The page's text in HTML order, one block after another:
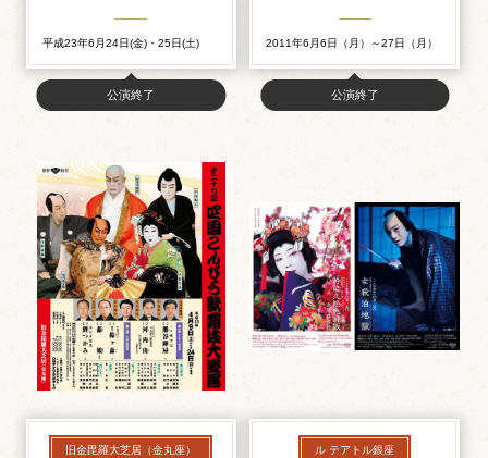
平成23年6月24日(金)・25日(土)
公演終了
2011年6月6日（月）～27日（月）
公演終了
旧金毘羅大芝居（金丸座） ル テアトル銀座